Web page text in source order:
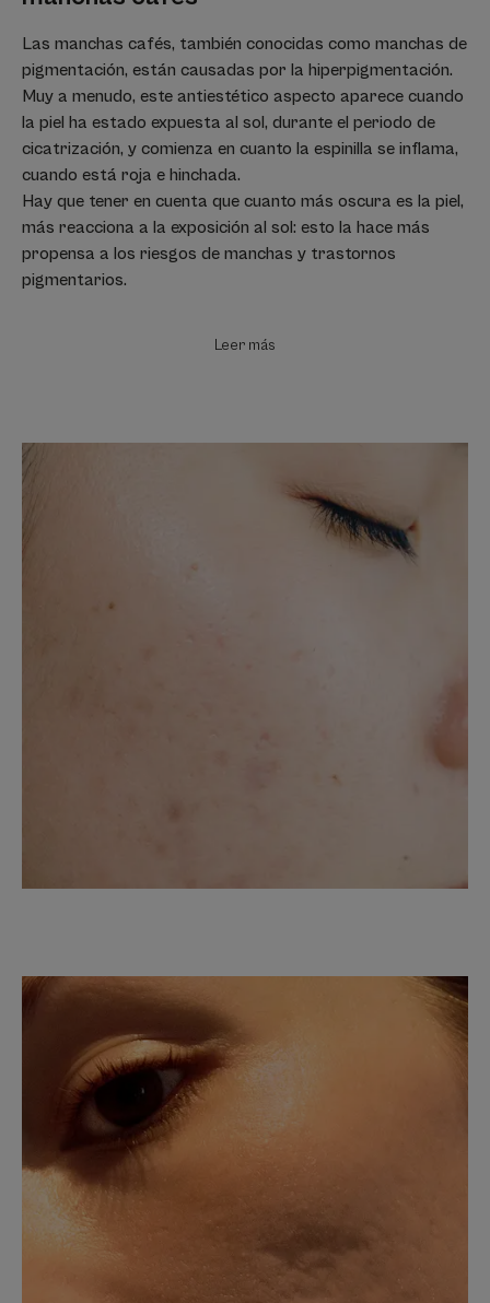
Las manchas cafés, también conocidas como manchas de
pigmentación, están causadas por la hiperpigmentación.
Muy a menudo, este antiestético aspecto aparece cuando
la piel ha estado expuesta al sol, durante el periodo de
cicatrización, y comienza en cuanto la espinilla se inflama,
cuando está roja e hinchada.
Hay que tener en cuenta que cuanto más oscura es la piel,
más reacciona a la exposición al sol: esto la hace más
propensa a los riesgos de manchas y trastornos
pigmentarios.
Leer más